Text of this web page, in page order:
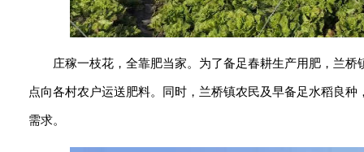
庄稼一枝花，全靠肥当家。为了备足春耕生产用肥，兰
点向各村农户运送肥料。同时，兰桥镇农民及早备足水稻良
需求。